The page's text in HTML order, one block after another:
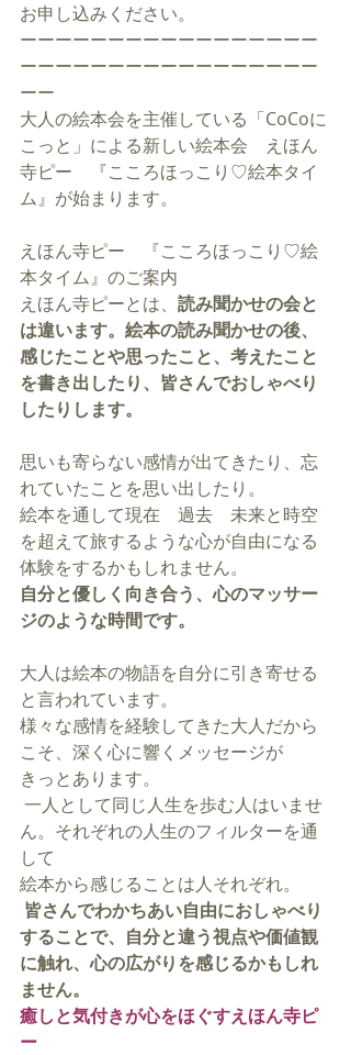
お申し込みください。
ーーーーーーーーーーーーーーーーー
ーーーーーーーーーーーーーーーーー
ーー
大人の絵本会を主催している「CoCoに
こっと」による新しい絵本会　えほん
寺ピー　『こころほっこり♡絵本タイ
ム』が始まります。
えほん寺ピー　『こころほっこり♡絵
本タイム』のご案内
えほん寺ピーとは、 読み聞かせの会と
は違います。絵本の読み聞かせの後、
感じたことや思ったこと、考えたこと
を書き出したり、皆さんでおしゃべり
したりします。
思いも寄らない感情が出てきたり、忘
れていたことを思い出したり。
絵本を通して現在　過去　未来と時空
を超えて旅するような心が自由になる
体験をするかもしれません。
自分と優しく向き合う、心のマッサー
ジのような時間です。
大人は絵本の物語を自分に引き寄せる
と言われています。
様々な感情を経験してきた大人だから
こそ、深く心に響くメッセージが
きっとあります。
ん。それぞれの人生のフィルターを通
して
絵本から感じることは人それぞれ。
皆さんでわかちあい自由におしゃべり
することで、自分と違う視点や価値観
に触れ、心の広がりを感じるかもしれ
ません。
癒しと気付きが心をほぐすえほん寺ピ
ー